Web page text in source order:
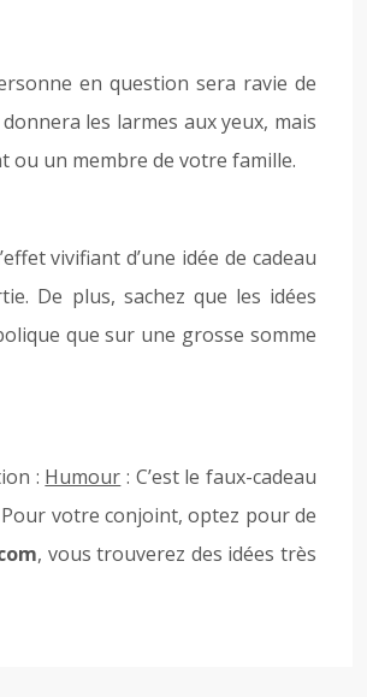
en question sera ravie de
les larmes aux yeux, mais
ou un membre de votre famille.
vivifiant d’une idée de cadeau
De plus, sachez que les idées
que sur une grosse somme
: Humour : C’est le faux-cadeau
votre conjoint, optez pour de
, vous trouverez des idées très